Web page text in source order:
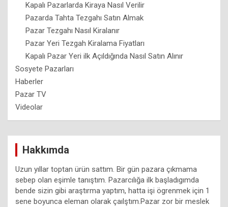
Kapalı Pazarlarda Kiraya Nasıl Verilir
Pazarda Tahta Tezgahı Satın Almak
Pazar Tezgahı Nasıl Kiralanır
Pazar Yeri Tezgah Kiralama Fiyatları
Kapalı Pazar Yeri ilk Açıldığında Nasıl Satın Alınır
Sosyete Pazarları
Haberler
Pazar TV
Videolar
Hakkımda
Uzun yıllar toptan ürün sattım. Bir gün pazara çıkmama
sebep olan eşimle tanıştım. Pazarcılığa ilk başladıgımda
bende sizin gibi araştırma yaptım, hatta işi ögrenmek için 1
sene boyunca eleman olarak çaılştım.Pazar zor bir meslek